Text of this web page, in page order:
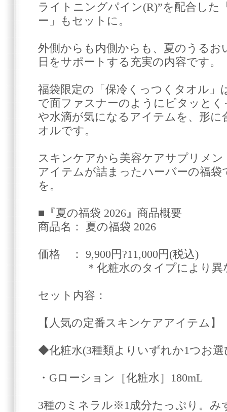
ライトニングパイン(R)”を配合した
ー」もセットに。
外側からも内側からも、夏のうるお
日をサポートする充実の内容です。
福袋限定の「保冷くっつくタオル」
で面ファスナーのようにピタッと
や水滴が気になるアイテムを、形に
オルです。
スキンケアから美容ケアサプリメ
アイテムが詰まったハーバーの福袋
を。
■『夏の福袋 2026』商品概要
商品名： 夏の福袋 2026
価格 ： 9,900円?11,000円(税込)
＊化粧水のタイプにより異
セット内容：
【人気の定番スキンケアアイテム】
◆化粧水(3種類よりいずれか1つお
・Gローション［化粧水］180mL
3種のミネラル※1成分たっぷり。み